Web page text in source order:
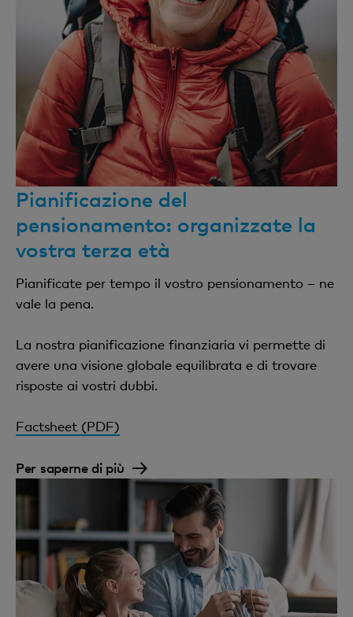
Pianificazione del
pensionamento: organizzate la
vostra terza età
Pianificate per tempo il vostro pensionamento – ne
vale la pena.
La nostra pianificazione finanziaria vi permette di
avere una visione globale equilibrata e di trovare
risposte ai vostri dubbi.
Factsheet (PDF)
Per saperne di più